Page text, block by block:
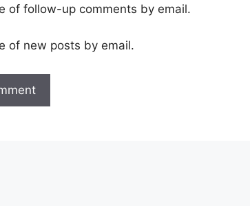
of follow-up comments by email.
of new posts by email.